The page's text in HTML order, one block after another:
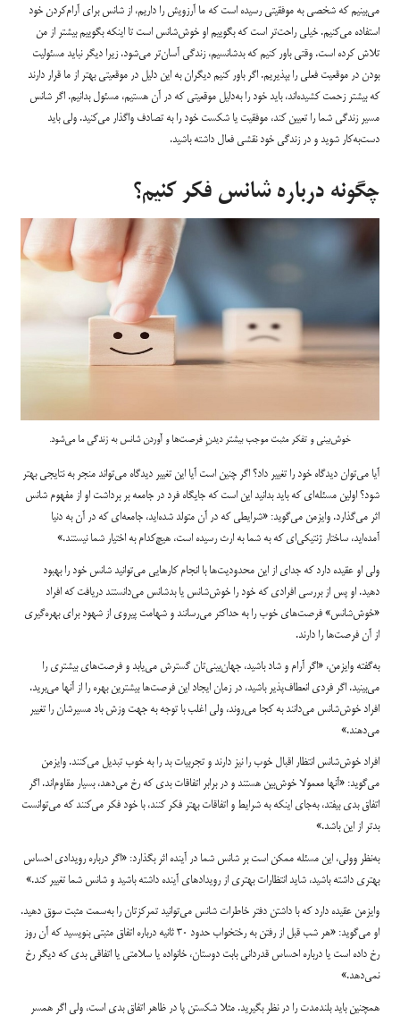
می‌بینیم که شخصی به موفقیتی رسیده است که ما آرزویش را داریم، از شانس برای آرام‌کردن خود
استفاده می‌کنیم. خیلی راحت‌تر است که بگوییم او خوش‌شانس است تا اینکه بگوییم بیشتر از من
تلاش کرده است. وقتی باور کنیم که بدشانسیم، زندگی آسان‌تر می‌شود. زیرا دیگر نباید مسئولیت
بودن در موقعیت فعلی را بپذیریم. اگر باور کنیم دیگران به این دلیل در موقعیتی بهتر از ما قرار دارند
که بیشتر زحمت کشیده‌اند، باید خود را به‌دلیل موقعیتی که در آن هستیم، مسئول بدانیم. اگر شانس
مسیر زندگی شما را تعیین کند، موفقیت یا شکست خود را به تصادف واگذار می‌کنید. ولی باید
دست‌به‌کار شوید و در زندگی خود نقشی فعال داشته باشید.
چگونه درباره شانس فکر کنیم؟
خوش‌بینی و تفکر مثبت موجب بیشتر دیدنِ فرصت‌ها و آوردن شانس به زندگی ما می‌شود.
آیا می‌توان دیدگاه خود را تغییر داد؟ اگر چنین است آیا این تغییر دیدگاه می‌تواند منجر به نتایجی بهتر
شود؟ اولین مسئله‌ای که باید بدانید این است که جایگاه فرد در جامعه بر برداشت او از مفهوم شانس
اثر می‌گذارد. وایزمن می‌گوید: «شرایطی که در آن متولد شده‌اید، جامعه‌ای که در آن به دنیا
آمده‌اید، ساختار ژنتیکی‌ای که به شما به ارث رسیده است، هیچ‌کدام به اختیار شما نیستند.»
ولی او عقیده دارد که جدای از این محدودیت‌ها با انجام کارهایی می‌توانید شانس خود را بهبود
دهید. او پس از بررسی افرادی که خود را خوش‌شانس یا بدشانس می‌دانستند دریافت که افراد
«خوش‌شانس» فرصت‌های خوب را به حداکثر می‌رسانند و شهامت پیروی از شهود برای بهر‌ه‌گیری
از آن فرصت‌ها را دارند.
به‌گفته وایزمن، «اگر آرام و شاد باشید، جهان‌بینی‌تان گسترش می‌یابد و فرصت‌های بیشتری را
می‌بینید. اگر فردی انعطاف‌پذیر باشید، در زمان ایجاد این فرصت‌ها بیشترین بهره را از آنها می‌برید.
افراد خوش‌شانس می‌دانند به کجا می‌روند، ولی اغلب با توجه به جهت وزش باد مسیرشان را تغییر
می‌دهند.»
افراد خوش‌شانس انتظار اقبال خوب را نیز دارند و تجربیات بد را به خوب تبدیل می‌کنند. وایزمن
می‌گوید: «آنها معمولا خوش‌بین هستند و در برابر اتفاقات بدی که رخ می‌دهد، بسیار مقاوم‌اند. اگر
اتفاق بدی بیفتد، به‌جای اینکه به شرایط و اتفاقات بهتر فکر کنند، با خود فکر می‌کنند که می‌توانست
بدتر از این باشد.»
به‌نظر وولی، این مسئله ممکن است بر شانس شما در آینده اثر بگذارد: «اگر درباره رویدادی احساس
بهتری داشته باشید، شاید انتظارات بهتری از رویدادهای آینده داشته باشید و شانس شما تغییر کند.»
وایزمن عقیده دارد که با داشتن دفتر خاطرات شانس می‌توانید تمرکزتان را به‌سمت مثبت سوق دهید.
او می‌گوید: «هر شب قبل از رفتن به رختخواب حدود ۳۰ ثانیه درباره اتفاق مثبتی بنویسید که آن روز
رخ داده است یا درباره احساس قدردانی بابت دوستان، خانواده یا سلامتی یا اتفاقی بدی که دیگر رخ
نمی‌دهد.»
همچنین باید بلندمدت را در نظر بگیرید. مثلا شکستن پا در ظاهر اتفاق بدی است، ولی اگر همسر